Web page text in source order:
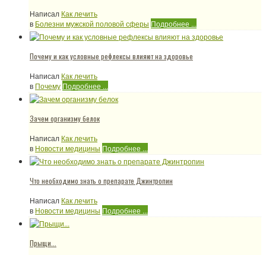
Написал Как лечить
в Болезни мужской половой сферы Подробнее ...
Почему и как условные рефлексы влияют на здоровье
Написал Как лечить
в Почему Подробнее ...
Зачем организму белок
Написал Как лечить
в Новости медицины Подробнее ...
Что необходимо знать о препарате Джинтропин
Написал Как лечить
в Новости медицины Подробнее ...
Прыщи...